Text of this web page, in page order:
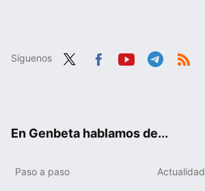
Síguenos
En Genbeta hablamos de...
Paso a paso Actualidad